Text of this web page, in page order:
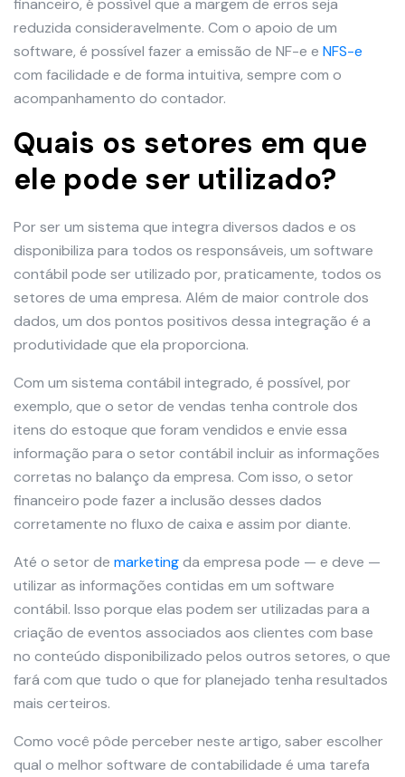
reduzida consideravelmente. Com o apoio de um
software, é possível fazer a emissão de NF-e e NFS-e
com facilidade e de forma intuitiva, sempre com o
acompanhamento do contador.
Quais os setores em que
ele pode ser utilizado?
Por ser um sistema que integra diversos dados e os
disponibiliza para todos os responsáveis, um software
contábil pode ser utilizado por, praticamente, todos os
setores de uma empresa. Além de maior controle dos
dados, um dos pontos positivos dessa integração é a
produtividade que ela proporciona.
Com um sistema contábil integrado, é possível, por
exemplo, que o setor de vendas tenha controle dos
itens do estoque que foram vendidos e envie essa
informação para o setor contábil incluir as informações
corretas no balanço da empresa. Com isso, o setor
financeiro pode fazer a inclusão desses dados
corretamente no fluxo de caixa e assim por diante.
Até o setor de marketingda empresa pode — e deve —
utilizar as informações contidas em um software
contábil. Isso porque elas podem ser utilizadas para a
criação de eventos associados aos clientes com base
no conteúdo disponibilizado pelos outros setores, o que
fará com que tudo o que for planejado tenha resultados
mais certeiros.
Como você pôde perceber neste artigo, saber escolher
qual o melhor software de contabilidade é uma tarefa